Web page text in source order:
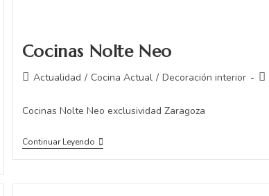
Cocinas Nolte Neo
Actualidad / Cocina Actual / Decoración interior
Cocinas Nolte Neo exclusividad Zaragoza
Continuar Leyendo